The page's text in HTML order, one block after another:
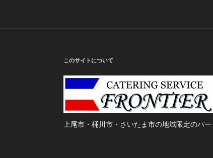
このサイトについて
上尾市・桶川市・さいたま市の地域限定のパ